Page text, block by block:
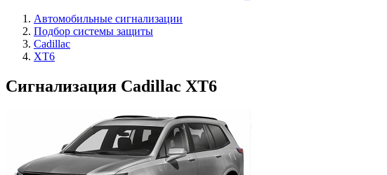
Автомобильные сигнализации
Подбор системы защиты
Cadillac
XT6
Сигнализация Cadillac XT6